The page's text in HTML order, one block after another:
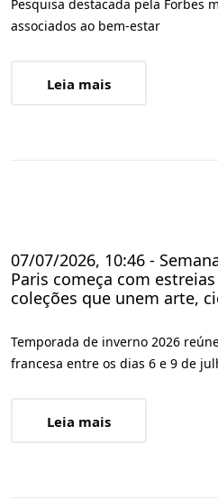
Pesquisa destacada pela Forbes
associados ao bem-estar
Leia mais
07/07/2026, 10:46 -
Paris começa com
coleções que unem arte,
Temporada de inverno 2026
francesa entre os dias 6 e 9 de
Leia mais